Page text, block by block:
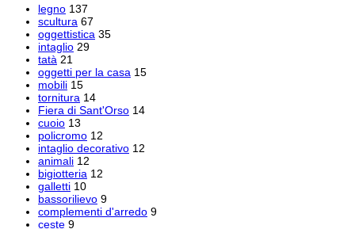
legno 137
scultura 67
oggettistica 35
intaglio 29
tatà 21
oggetti per la casa 15
mobili 15
tornitura 14
Fiera di Sant'Orso 14
cuoio 13
policromo 12
intaglio decorativo 12
animali 12
bigiotteria 12
galletti 10
bassorilievo 9
complementi d'arredo 9
ceste 9